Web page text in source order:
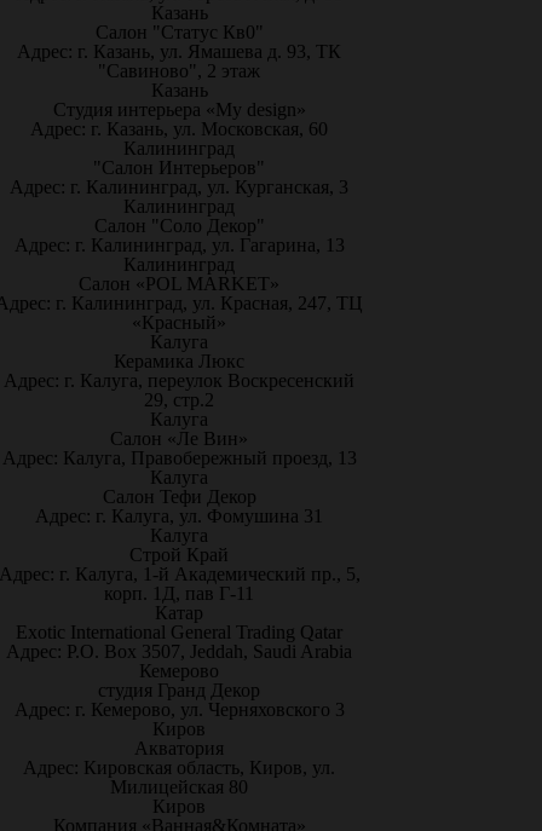
Казань
Салон "Статус Кв0"
Адрес: г. Казань, ул. Ямашева д. 93, ТК
"Савиново", 2 этаж
Казань
Студия интерьера «My design»
Адрес: г. Казань, ул. Московская, 60
Калининград
"Салон Интерьеров"
Адрес: г. Калининград, ул. Курганская, 3
Калининград
Салон "Соло Декор"
Адрес: г. Калининград, ул. Гагарина, 13
Калининград
Салон «POL MARKET»
г. Калининград, ул. Красная, 247, ТЦ
«Красный»
Калуга
Керамика Люкс
Адрес: г. Калуга, переулок Воскресенский
29, стр.2
Калуга
Салон «Ле Вин»
Адрес: Калуга, Правобережный проезд, 13
Калуга
Салон Тефи Декор
Адрес: г. Калуга, ул. Фомушина 31
Калуга
Строй Край
г. Калуга, 1-й Академический пр., 5,
корп. 1Д, пав Г-11
Катар
Exotic International General Trading Qatar
Адрес: P.O. Box 3507, Jeddah, Saudi Arabia
Кемерово
студия Гранд Декор
Адрес: г. Кемерово, ул. Черняховского 3
Киров
Акватория
Адрес: Кировская область, Киров, ул.
Милицейская 80
Киров
Компания «Ванная&Комната»